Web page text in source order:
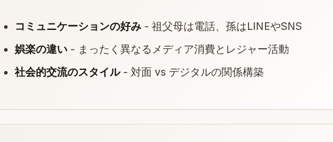
コミュニケーションの好み - 祖父母は電話、孫はLINEやSNS
娯楽の違い - まったく異なるメディア消費とレジャー活動
社会的交流のスタイル- 対面 vs デジタルの関係構築